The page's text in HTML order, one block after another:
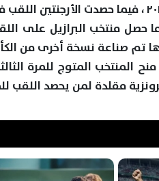
١٩٧٠ عندما حصل منتخب البرازيل
تم صناعة نسخة أخرى من
المنتخب المتوج للمرة
مقلدة لمن يحصد اللقب